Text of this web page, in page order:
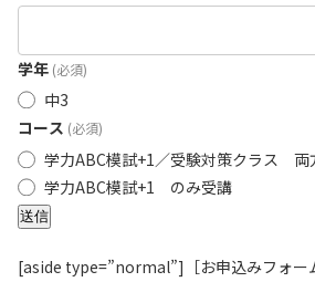
学年 (必須)
中3
コース (必須)
学力ABC模試+1／受験対策クラス 両
学力ABC模試+1 のみ受講
送信
[aside type=”normal”]［お申込みフォー